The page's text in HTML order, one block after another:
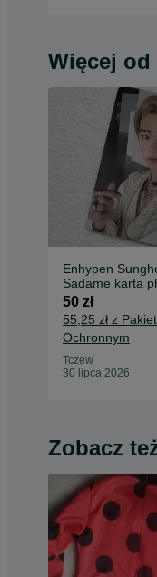
Więcej od
Enhypen
Sadame karta
50 zł
55,25 zł z
Ochronnym
Tczew
30 lipca 2026
Zobacz